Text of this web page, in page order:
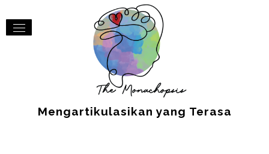
Mengartikulasikan yang Terasa